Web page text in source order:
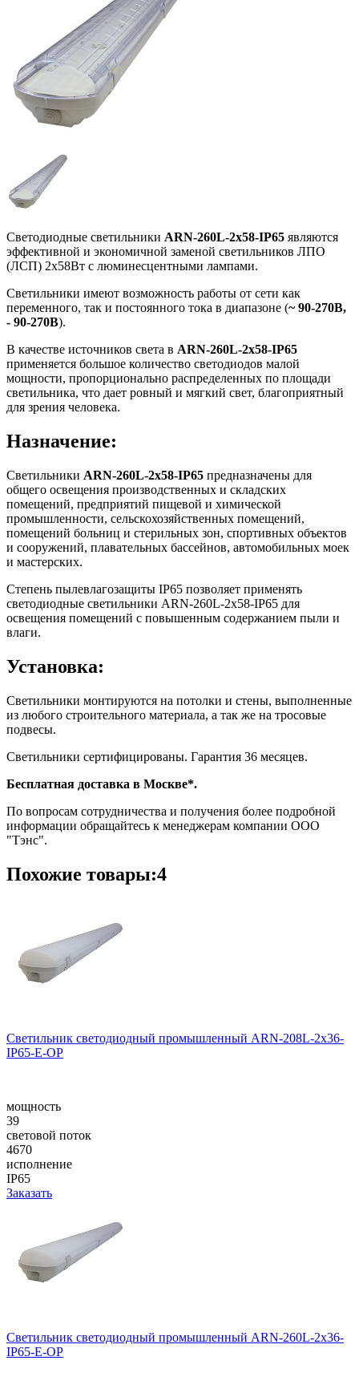
Светодиодные светильники ARN-260L-2x58-IP65 являются
эффективной и экономичной заменой светильников ЛПО
(ЛСП) 2х58Вт с люминесцентными лампами.
Светильники имеют возможность работы от сети как
переменного, так и постоянного тока в диапазоне (~ 90-270В,
- 90-270В).
В качестве источников света в ARN-260L-2x58-IP65
применяется большое количество светодиодов малой
мощности, пропорционально распределенных по площади
светильника, что дает ровный и мягкий свет, благоприятный
для зрения человека.
Назначение:
Светильники ARN-260L-2x58-IP65 предназначены для
общего освещения производственных и складских
помещений, предприятий пищевой и химической
промышленности, сельскохозяйственных помещений,
помещений больниц и стерильных зон, спортивных объектов
и сооружений, плавательных бассейнов, автомобильных моек
и мастерских.
Степень пылевлагозащиты IP65 позволяет применять
светодиодные светильники ARN-260L-2x58-IP65 для
освещения помещений с повышенным содержанием пыли и
влаги.
Установка:
Светильники монтируются на потолки и стены, выполненные
из любого строительного материала, а так же на тросовые
подвесы.
Светильники сертифицированы. Гарантия 36 месяцев.
Бесплатная доставка в Москве*.
По вопросам сотрудничества и получения более подробной
информации обращайтесь к менеджерам компании ООО
"Тэнс".
Похожие товары:4
Cветильник cветодиодный промышленный ARN-208L-2x36-
IP65-E-OP
мощность
39
световой поток
4670
исполнение
IP65
Заказать
Светильник светодиодный промышленный ARN-260L-2x36-
IP65-E-OP